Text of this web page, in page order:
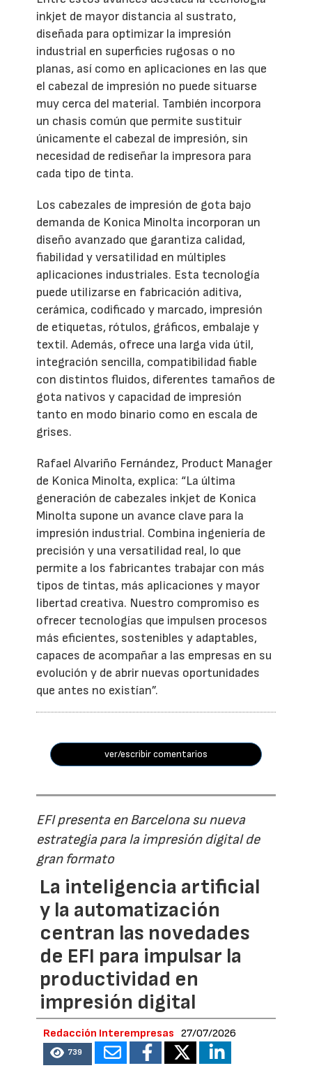
inkjet de mayor distancia al sustrato,
diseñada para optimizar la impresión
industrial en superficies rugosas o no
planas, así como en aplicaciones en las que
el cabezal de impresión no puede situarse
muy cerca del material. También incorpora
un chasis común que permite sustituir
únicamente el cabezal de impresión, sin
necesidad de rediseñar la impresora para
cada tipo de tinta.
Los cabezales de impresión de gota bajo
demanda de Konica Minolta incorporan un
diseño avanzado que garantiza calidad,
fiabilidad y versatilidad en múltiples
aplicaciones industriales. Esta tecnología
puede utilizarse en fabricación aditiva,
cerámica, codificado y marcado, impresión
de etiquetas, rótulos, gráficos, embalaje y
textil. Además, ofrece una larga vida útil,
integración sencilla, compatibilidad fiable
con distintos fluidos, diferentes tamaños de
gota nativos y capacidad de impresión
tanto en modo binario como en escala de
grises.
Rafael Alvariño Fernández, Product Manager
de Konica Minolta, explica: “La última
generación de cabezales inkjet de Konica
Minolta supone un avance clave para la
impresión industrial. Combina ingeniería de
precisión y una versatilidad real, lo que
permite a los fabricantes trabajar con más
tipos de tintas, más aplicaciones y mayor
libertad creativa. Nuestro compromiso es
ofrecer tecnologías que impulsen procesos
más eficientes, sostenibles y adaptables,
capaces de acompañar a las empresas en su
evolución y de abrir nuevas oportunidades
que antes no existían”.
ver/escribir comentarios
EFI presenta en Barcelona su nueva
estrategia para la impresión digital de
gran formato
La inteligencia artificial
y la automatización
centran las novedades
de EFI para impulsar la
productividad en
impresión digital
Redacción Interempresas 27/07/2026
739